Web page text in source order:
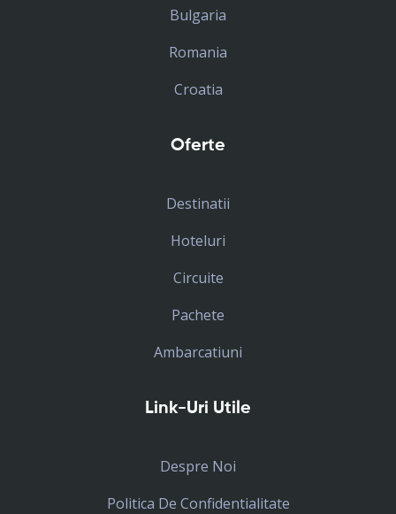
Bulgaria
Romania
Croatia
Oferte
Destinatii
Hoteluri
Circuite
Pachete
Ambarcatiuni
Link-Uri Utile
Despre Noi
Politica De Confidentialitate